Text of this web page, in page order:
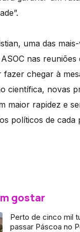
uma das
nas
chegar à
científica, novas
maior rapidez e
políticos de cada
gostar
Perto de cinco mil
passar Páscoa no